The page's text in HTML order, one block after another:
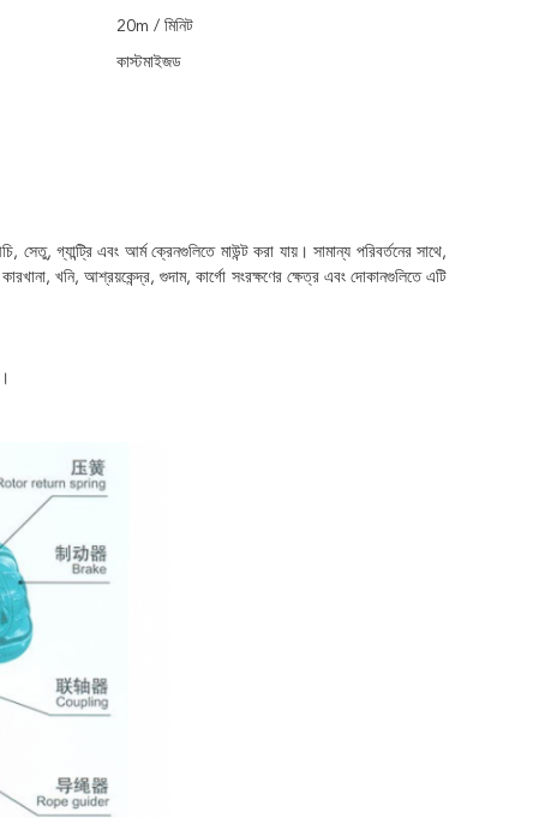
/ মিনিট
20m / মিনিট
কাস্টমাইজড
গ্যান্ট্রি এবং আর্ম ক্রেনগুলিতে মাউন্ট করা যায়। সামান্য পরিবর্তনের সাথে,
খনি, আশ্রয়কেন্দ্র, গুদাম, কার্গো সংরক্ষণের ক্ষেত্র এবং দোকানগুলিতে এটি